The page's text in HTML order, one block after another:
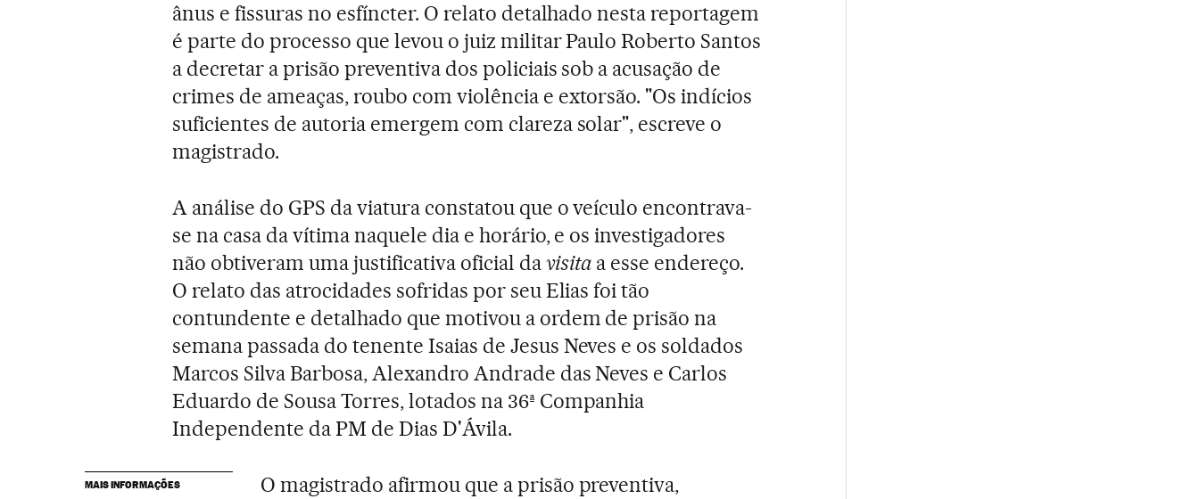
ânus e fissuras no esfíncter. O relato detalhado nesta reportagem
é parte do processo que levou o juiz militar Paulo Roberto Santos
a decretar a prisão preventiva dos policiais sob a acusação de
crimes de ameaças, roubo com violência e extorsão. "Os indícios
suficientes de autoria emergem com clareza solar", escreve o
magistrado.
A análise do GPS da viatura constatou que o veículo encontrava-
se na casa da vítima naquele dia e horário, e os investigadores
não obtiveram uma justificativa oficial davisita a esse endereço.
O relato das atrocidades sofridas por seu Elias foi tão
contundente e detalhado que motivou a ordem de prisão na
semana passada do tenente Isaias de Jesus Neves e os soldados
Marcos Silva Barbosa, Alexandro Andrade das Neves e Carlos
Eduardo de Sousa Torres, lotados na 36ª Companhia
Independente da PM de Dias D'Ávila.
MAIS INFORMAÇÕES
O magistrado afirmou que a prisão preventiva,